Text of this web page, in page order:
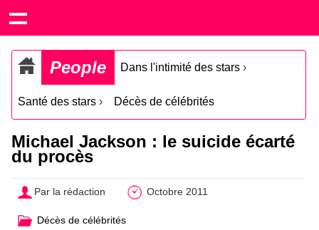
People Dans l'intimité des stars ›
Santé des stars › Décès de célébrités
Michael Jackson : le suicide écarté
du procès
Par la rédaction Octobre 2011
Décès de célébrités